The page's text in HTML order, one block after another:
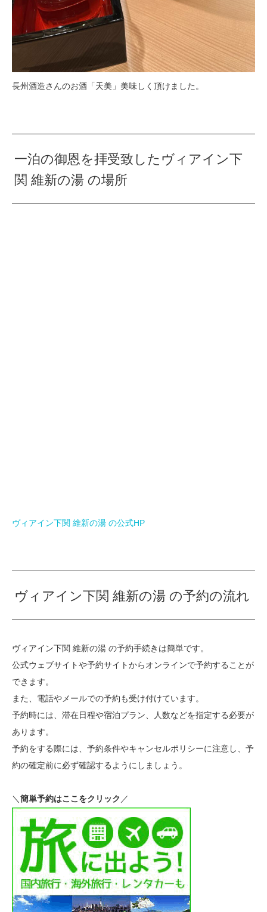
長州酒造さんのお酒「天美」美味しく頂けました。
一泊の御恩を拝受致したヴィアイン下
関 維新の湯 の場所
ヴィアイン下関 維新の湯 の公式HP
ヴィアイン下関 維新の湯 の予約の流れ
ヴィアイン下関 維新の湯 の予約手続きは簡単です。
公式ウェブサイトや予約サイトからオンラインで予約することが
できます。
また、電話やメールでの予約も受け付けています。
予約時には、滞在日程や宿泊プラン、人数などを指定する必要が
あります。
予約をする際には、予約条件やキャンセルポリシーに注意し、予
約の確定前に必ず確認するようにしましょう。
＼ 簡単予約はここをクリック ／